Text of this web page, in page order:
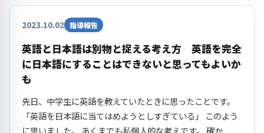
2023.10.02 指導報告
英語と日本語は別物と捉える考え方 英語を完全
に日本語にすることはできないと思ってもよいか
も
先日、中学生に英語を教えていたときに思ったことです。
「英語を日本語に当てはめようとしすぎている」 このよう